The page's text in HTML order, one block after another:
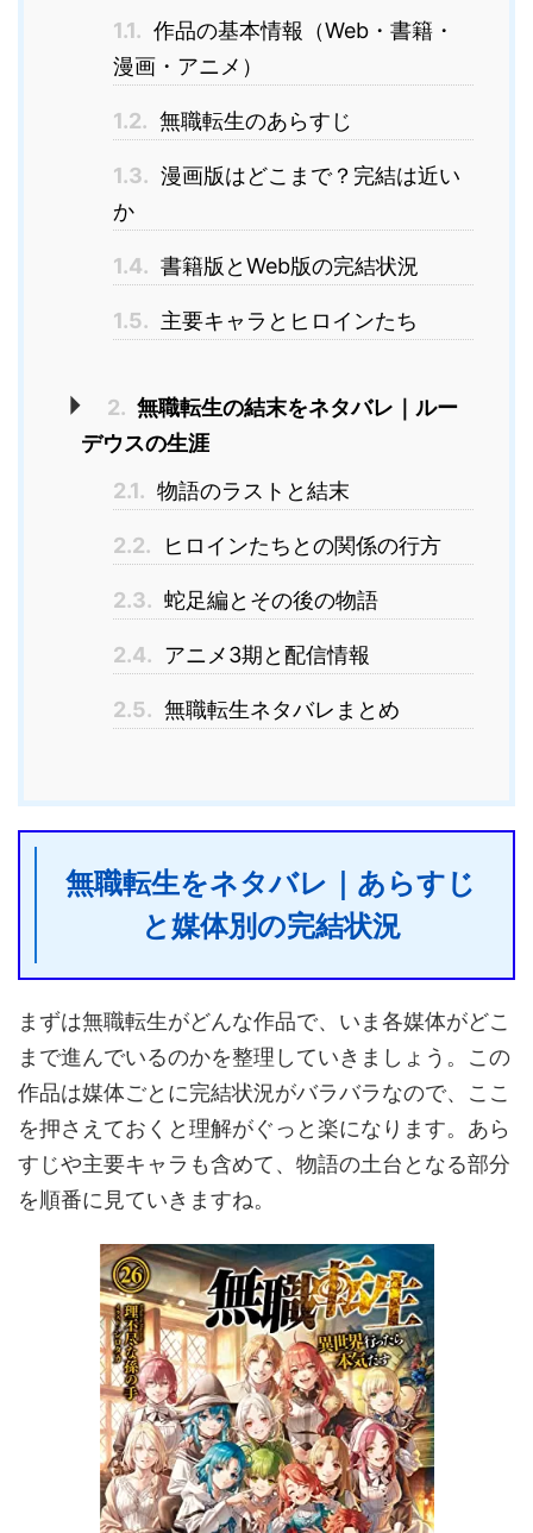
1.1. 作品の基本情報（Web・書籍・
漫画・アニメ）
1.2. 無職転生のあらすじ
1.3. 漫画版はどこまで？完結は近い
か
1.4. 書籍版とWeb版の完結状況
1.5. 主要キャラとヒロインたち
2. 無職転生の結末をネタバレ｜ルー
デウスの生涯
2.1. 物語のラストと結末
2.2. ヒロインたちとの関係の行方
2.3. 蛇足編とその後の物語
2.4. アニメ3期と配信情報
2.5. 無職転生ネタバレまとめ
無職転生をネタバレ｜あらすじ
と媒体別の完結状況
まずは無職転生がどんな作品で、いま各媒体がどこ
まで進んでいるのかを整理していきましょう。この
作品は媒体ごとに完結状況がバラバラなので、ここ
を押さえておくと理解がぐっと楽になります。あら
すじや主要キャラも含めて、物語の土台となる部分
を順番に見ていきますね。